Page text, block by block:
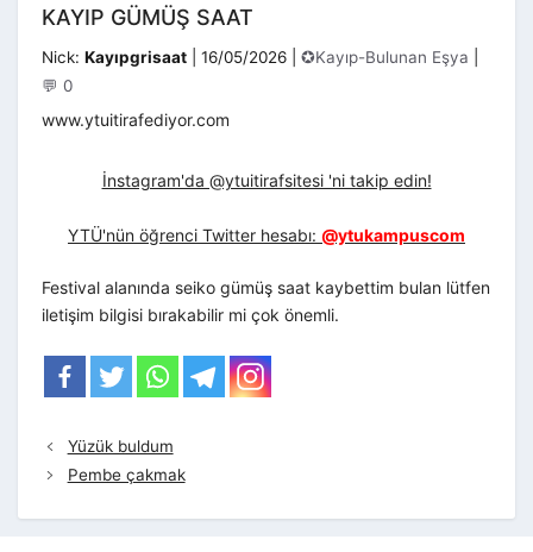
KAYIP GÜMÜŞ SAAT
Nick: Kayıpgrisaat 16/05/2026 Kategoriler
✪Kayıp-Bulunan Eşya
💬 0
www.ytuitirafediyor.com
İnstagram'da @ytuitirafsitesi 'ni takip edin!
YTÜ'nün öğrenci Twitter hesabı: @ytukampuscom
Festival alanında seiko gümüş saat kaybettim bulan lütfen
iletişim bilgisi bırakabilir mi çok önemli.
Yüzük buldum
Pembe çakmak